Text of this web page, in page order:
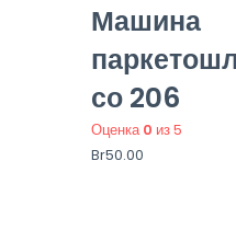
Машина
со 206
Оценка0 из 5
Br50.00